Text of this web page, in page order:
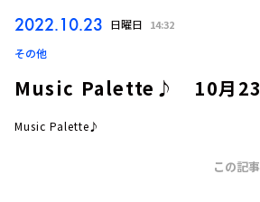
2022.10.23 日曜日 14:32
その他
Music Palette♪ 10月23
Music Palette♪
この記